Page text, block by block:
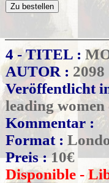
4 - TITEL :
AUTOR : 2098
Veröffentlicht
leading
Kommentar :
Format :
Preis : 10€
Disponible -